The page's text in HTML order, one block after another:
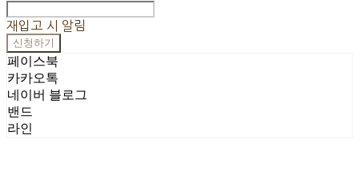
재입고 시 알림
신청하기
페이스북
카카오톡
네이버 블로그
밴드
라인